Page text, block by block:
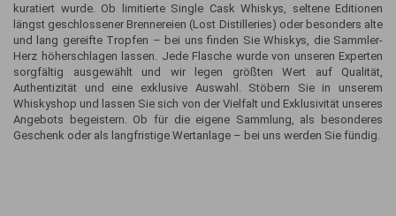
kuratiert wurde. Ob limitierte Single Cask Whiskys, seltene Editionen
längst geschlossener Brennereien (Lost Distilleries) oder besonders alte
und lang gereifte Tropfen – bei uns finden Sie Whiskys, die Sammler-
Herz höherschlagen lassen. Jede Flasche wurde von unseren Experten
sorgfältig ausgewählt und wir legen größten Wert auf Qualität,
Authentizität und eine exklusive Auswahl. Stöbern Sie in unserem
Whiskyshop und lassen Sie sich von der Vielfalt und Exklusivität unseres
Angebots begeistern. Ob für die eigene Sammlung, als besonderes
Geschenk oder als langfristige Wertanlage – bei uns werden Sie fündig.